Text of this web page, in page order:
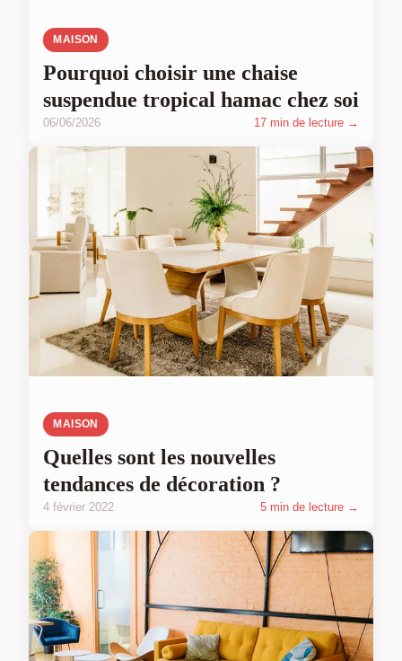
MAISON
Pourquoi choisir une chaise
suspendue tropical hamac chez soi
06/06/2026 17 min de lecture →
MAISON
Quelles sont les nouvelles
tendances de décoration ?
4 février 2022 5 min de lecture →